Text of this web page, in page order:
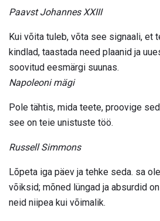
Paavst Johannes XXIII
Kui võita tuleb, võta see signaali, et
kindlad, taastada need plaanid ja
soovitud eesmärgi suunas.
Napoleoni mägi
Pole tähtis, mida teete, proovige
see on teie unistuste töö.
Russell Simmons
Lõpeta iga päev ja tehke seda. sa
võiksid; mõned lüngad ja absurdid
neid niipea kui võimalik.